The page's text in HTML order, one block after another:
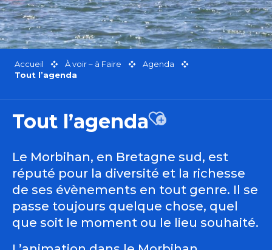
Accueil À voir – à Faire
Agenda
Tout l’agenda
Tout l’agendaAjouter aux
Le Morbihan, en Bretagne sud, est
réputé pour la diversité et la richesse
de ses évènements en tout genre. Il se
passe toujours quelque chose, quel
que soit le moment ou le lieu souhaité.